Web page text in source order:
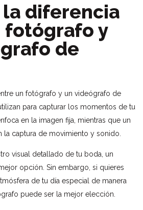
la diferencia
fotógrafo y
de
un fotógrafo y un videógrafo de
para capturar los momentos de tu
en la imagen fija, mientras que un
la captura de movimiento y sonido.
visual detallado de tu boda, un
opción. Sin embargo, si quieres
de tu día especial de manera
puede ser la mejor elección.